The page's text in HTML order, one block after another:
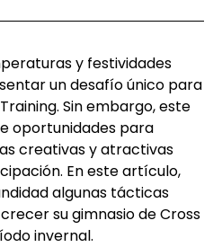
y festividades
un desafío único para
Sin embargo, este
oportunidades para
creativas y atractivas
En este artículo,
algunas tácticas
su gimnasio de Cross
invernal.